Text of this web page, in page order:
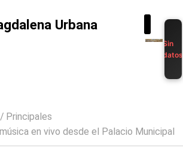
Urbana
Sin
datos
Principales
en vivo desde el Palacio Municipal